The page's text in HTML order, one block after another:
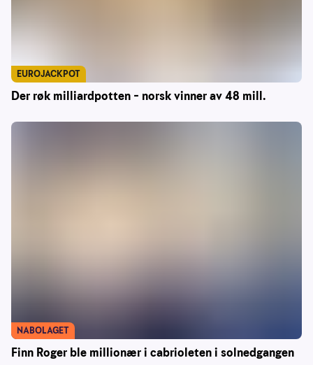
Der røk milliardpotten – norsk vinner av 48 mill.
EUROJACKPOT
Finn Roger ble millionær i cabrioleten i solnedgangen
NABOLAGET